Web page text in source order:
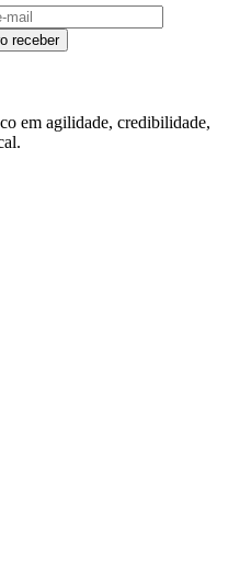
receber
em agilidade, credibilidade,